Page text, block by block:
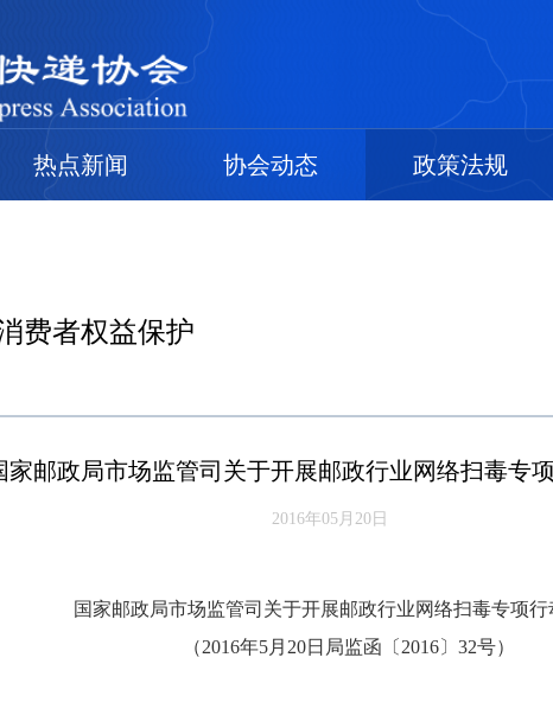
热点新闻 协会动态 政策法规
费者权益保护
家邮政局市场监管司关于开展邮政行业网络扫毒专
2016年05月20日
国家邮政局市场监管司关于开展邮政行业网络扫毒专项行
（2016年5月20日局监函〔2016〕32号）